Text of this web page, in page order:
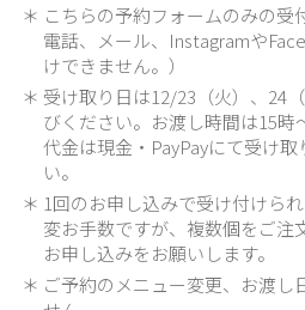
こちらの予約フォームのみの受
電話、メール、Instagramや
けできません。）
受け取り日は12/23（火）、24
びください。お渡し時間は15時
代金は現金・PayPayにて受け
い。
1回のお申し込みで受け付けら
変お手数ですが、複数個をご注
お申し込みをお願いします。
ご予約のメニュー変更、お渡し